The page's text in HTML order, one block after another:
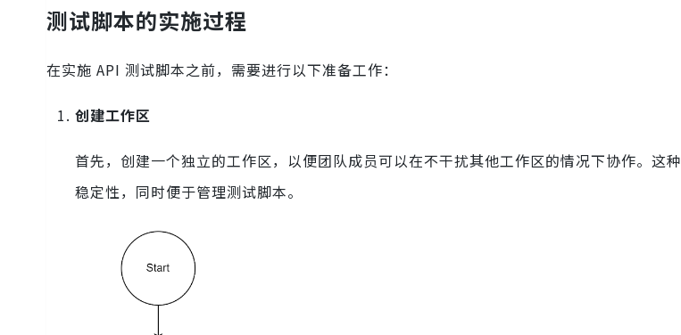
测试脚本的实施过程
在实施 API 测试脚本之前，需要进行以下准备工作：
创建工作区
首先，创建一个独立的工作区，以便团队成员可以在不干扰其他工作区的情况下协作。这
稳定性，同时便于管理测试脚本。